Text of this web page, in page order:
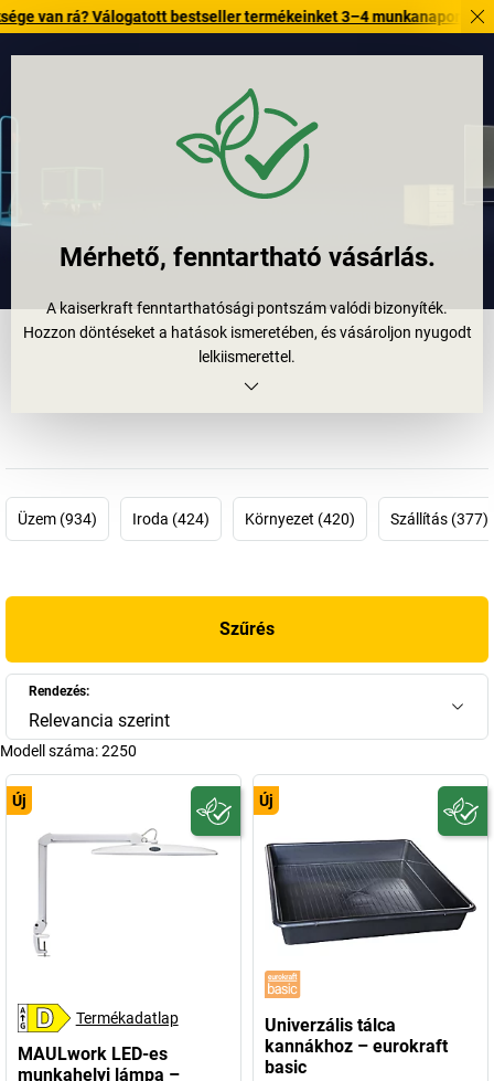
rá? Válogatott bestseller termékeinket 3–4 munkanapon belül
Mérhető, fenntartható vásárlás.
A kaiserkraftfenntarthatósági pontszám valódi bizonyíték.
Hozzon döntéseket a hatások ismeretében, és vásároljon nyugodt
lelkiismerettel.
Mert minden termék számít, és minden vásárlás hatással van a
Üzem (934) Iroda (424) Környezet (420) Szállítás (377)
Szűrés
Rendezés:
Relevancia szerint
Modell száma:2250
Új
Termékadatlap
MAULwork LED-es
munkahelyi lámpa –
Új
Univerzális tálca
kannákhoz – eurokraft
basic